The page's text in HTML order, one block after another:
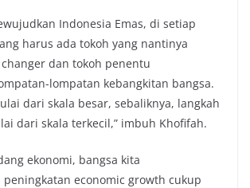
Indonesia Emas, di setiap
harus ada tokoh yang nantinya
dan tokoh penentu
lompatan kebangkitan bangsa.
dari skala besar, sebaliknya, langkah
dari skala terkecil,” imbuh Khofifah.
ekonomi, bangsa kita
economic growth cukup